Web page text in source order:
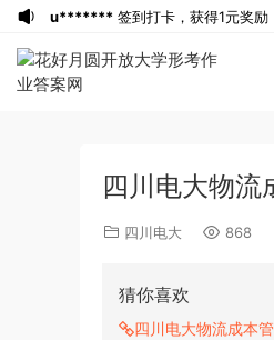
四川电大物流
四川电大 868
猜你喜欢
四川电大物流成本
u******* 签到打卡，获得1元奖励
u*******签到打卡，获得1元奖励
游客下载了资源
2019年广东公务
员考试《行测》真题（A卷）参考
下载了资源2016年重庆市公
证考试《综合素质》（小学）解析
签到打卡，获得1元奖励